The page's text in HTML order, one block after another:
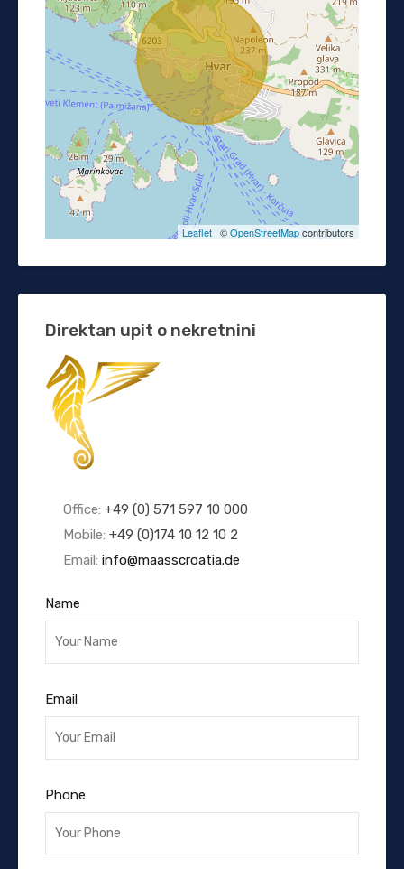
Leaflet | ©OpenStreetMapcontributors
Direktan upit o nekretnini
Office: +49 (0) 571 597 10 000
Mobile: +49 (0)174 10 12 10 2
Email: info@maasscroatia.de
Name
Email
Phone